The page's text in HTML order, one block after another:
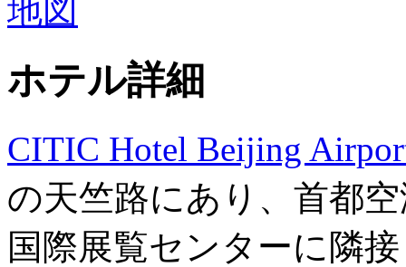
ホテル詳細
CITIC Hotel Beijing
の天竺路にあり、首都
国際展覧センターに隣